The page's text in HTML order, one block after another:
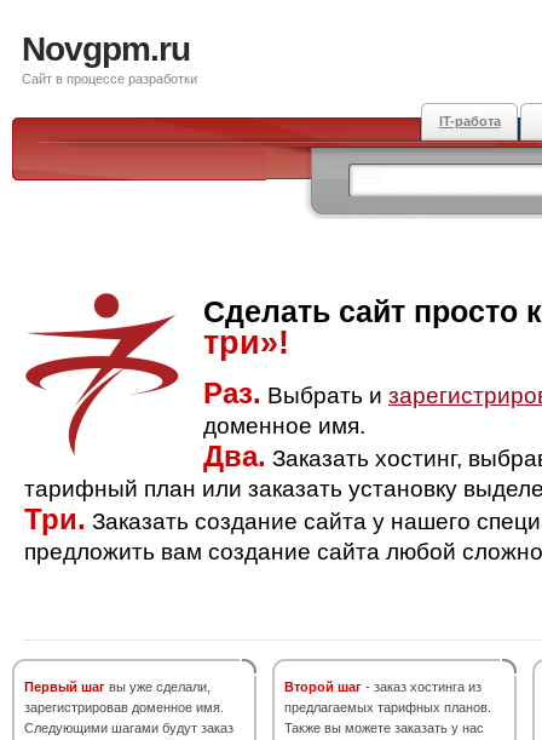
Novgpm.ru
Сайт в процессе разработки
IT-работа
Сделать сайт просто
три»!
Раз. Выбрать и
доменное имя.
Два. Заказать хостинг,
тарифный план или заказать установку
Три. Заказать создание сайта у нашего
предложить вам создание сайта любой
Первый шаг вы уже сделали,
зарегистрировав доменное имя.
Следующими шагами будут заказ
Второй шаг - заказ хостинга из
предлагаемых тарифных планов.
Также вы можете заказать у нас